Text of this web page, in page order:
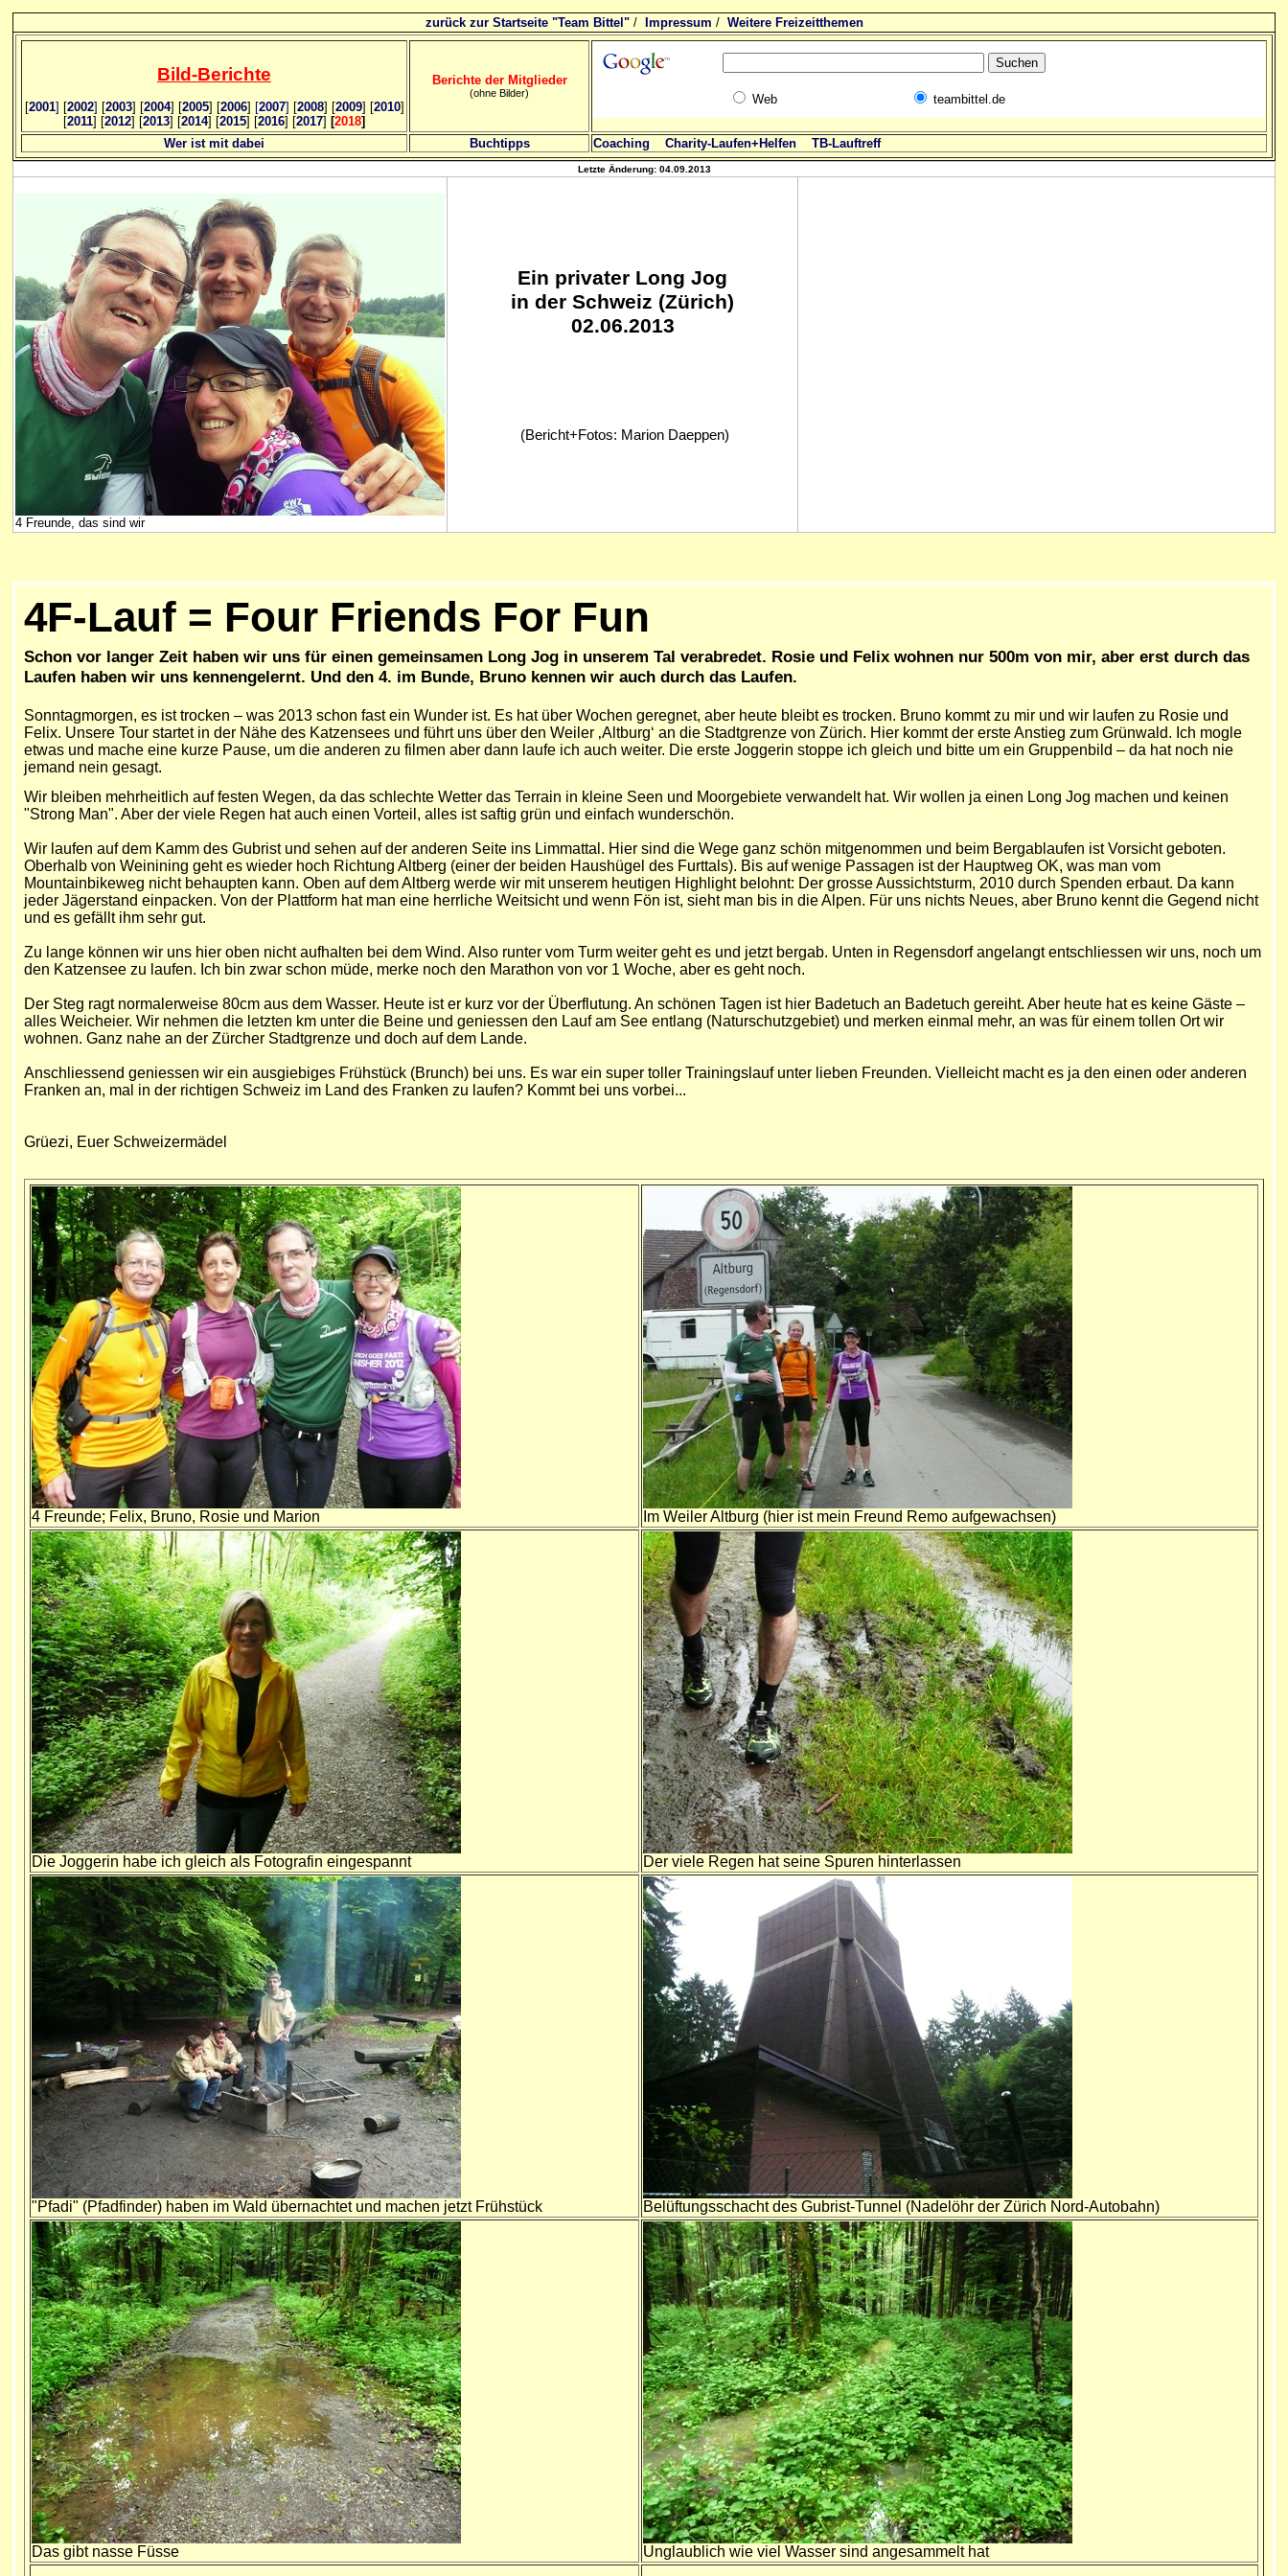
zurück zur Startseite "Team Bittel"/ Impressum / Weitere Freizeitthemen
Bild-Berichte
[2001] [2002] [2003] [2004] [2005] [2006] [2007] [2008] [2009] [2010]
[2011] [2012] [2013] [2014] [2015] [2016] [2017] [2018]
Berichte der Mitglieder
(ohne Bilder) Web teambittel.de
Wer ist mit dabei Buchtipps Coaching Charity-Laufen+Helfen TB-Lauftreff
Letzte Änderung: 04.09.2013
4 Freunde, das sind wir
Ein privater Long Jog
in der Schweiz (Zürich)
02.06.2013
(Bericht+Fotos: Marion Daeppen)
4F-Lauf = Four Friends For Fun
Schon vor langer Zeit haben wir uns für einen gemeinsamen Long Jog in unserem Tal verabredet. Rosie und Felix wohnen nur 500m von mir, aber erst durch das
Laufen haben wir uns kennengelernt. Und den 4. im Bunde, Bruno kennen wir auch durch das Laufen.
Sonntagmorgen, es ist trocken – was 2013 schon fast ein Wunder ist. Es hat über Wochen geregnet, aber heute bleibt es trocken. Bruno kommt zu mir und wir laufen zu Rosie und
Felix. Unsere Tour startet in der Nähe des Katzensees und führt uns über den Weiler ‚Altburg‘ an die Stadtgrenze von Zürich. Hier kommt der erste Anstieg zum Grünwald. Ich mogle
etwas und mache eine kurze Pause, um die anderen zu filmen aber dann laufe ich auch weiter. Die erste Joggerin stoppe ich gleich und bitte um ein Gruppenbild – da hat noch nie
jemand nein gesagt.
Wir bleiben mehrheitlich auf festen Wegen, da das schlechte Wetter das Terrain in kleine Seen und Moorgebiete verwandelt hat. Wir wollen ja einen Long Jog machen und keinen
"Strong Man". Aber der viele Regen hat auch einen Vorteil, alles ist saftig grün und einfach wunderschön.
Wir laufen auf dem Kamm des Gubrist und sehen auf der anderen Seite ins Limmattal. Hier sind die Wege ganz schön mitgenommen und beim Bergablaufen ist Vorsicht geboten.
Oberhalb von Weinining geht es wieder hoch Richtung Altberg (einer der beiden Haushügel des Furttals). Bis auf wenige Passagen ist der Hauptweg OK, was man vom
Mountainbikeweg nicht behaupten kann. Oben auf dem Altberg werde wir mit unserem heutigen Highlight belohnt: Der grosse Aussichtsturm, 2010 durch Spenden erbaut. Da kann
jeder Jägerstand einpacken. Von der Plattform hat man eine herrliche Weitsicht und wenn Fön ist, sieht man bis in die Alpen. Für uns nichts Neues, aber Bruno kennt die Gegend nicht
und es gefällt ihm sehr gut.
Zu lange können wir uns hier oben nicht aufhalten bei dem Wind. Also runter vom Turm weiter geht es und jetzt bergab. Unten in Regensdorf angelangt entschliessen wir uns, noch um
den Katzensee zu laufen. Ich bin zwar schon müde, merke noch den Marathon von vor 1 Woche, aber es geht noch.
Der Steg ragt normalerweise 80cm aus dem Wasser. Heute ist er kurz vor der Überflutung. An schönen Tagen ist hier Badetuch an Badetuch gereiht. Aber heute hat es keine Gäste –
alles Weicheier. Wir nehmen die letzten km unter die Beine und geniessen den Lauf am See entlang (Naturschutzgebiet) und merken einmal mehr, an was für einem tollen Ort wir
wohnen. Ganz nahe an der Zürcher Stadtgrenze und doch auf dem Lande.
Anschliessend geniessen wir ein ausgiebiges Frühstück (Brunch) bei uns. Es war ein super toller Trainingslauf unter lieben Freunden. Vielleicht macht es ja den einen oder anderen
Franken an, mal in der richtigen Schweiz im Land des Franken zu laufen? Kommt bei uns vorbei...
Grüezi, Euer Schweizermädel
4 Freunde; Felix, Bruno, Rosie und Marion Im Weiler Altburg (hier ist mein Freund Remo aufgewachsen)
Die Joggerin habe ich gleich als Fotografin eingespannt Der viele Regen hat seine Spuren hinterlassen
"Pfadi" (Pfadfinder) haben im Wald übernachtet und machen jetzt Frühstück Belüftungsschacht des Gubrist-Tunnel (Nadelöhr der Zürich Nord-Autobahn)
Das gibt nasse Füsse Unglaublich wie viel Wasser sind angesammelt hat